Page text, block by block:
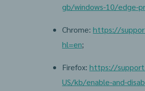
gb/windows-10/edge-
Chrome: https://
hl=en;
Firefox: https://
US/kb/enable-and-